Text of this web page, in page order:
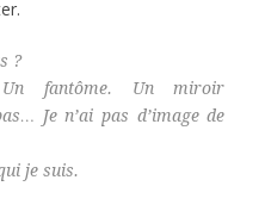
?
fantôme. Un miroir
Je n’ai pas d’image de
je suis.